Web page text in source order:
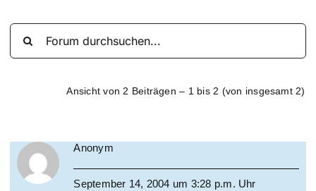
Ansicht von 2 Beiträgen – 1 bis 2 (von insgesamt 2)
Anonym
September 14, 2004 um 3:28 p.m. Uhr